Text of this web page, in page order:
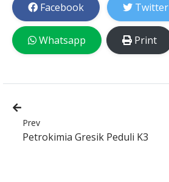
Facebook Twitter
Whatsapp Print
Prev
Petrokimia Gresik Peduli K3